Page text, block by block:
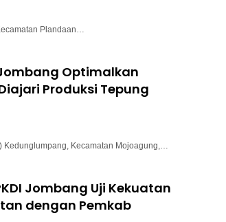
Plandaan…
Optimalkan
Produksi Tepung
Kedunglumpang, Kecamatan Mojoagung,…
Jombang Uji Kekuatan
dengan Pemkab